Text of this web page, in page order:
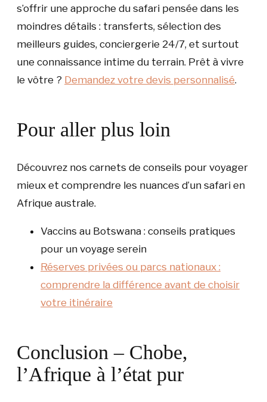
s’offrir une approche du safari pensée dans les
moindres détails : transferts, sélection des
meilleurs guides, conciergerie 24/7, et surtout
une connaissance intime du terrain. Prêt à vivre
le vôtre ? Demandez votre devis personnalisé.
Pour aller plus loin
Découvrez nos carnets de conseils pour voyager
mieux et comprendre les nuances d’un safari en
Afrique australe.
Vaccins au Botswana : conseils pratiques
pour un voyage serein
Réserves privées ou parcs nationaux :
comprendre la différence avant de choisir
votre itinéraire
Conclusion – Chobe,
l’Afrique à l’état pur